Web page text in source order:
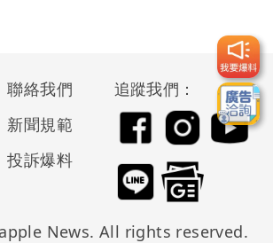
聯絡我們
新聞規範
投訴爆料
追蹤我們：
News. All rights reserved.